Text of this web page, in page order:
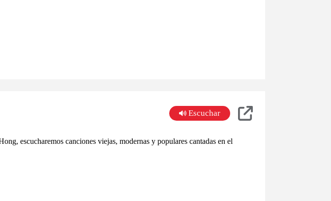
escucharemos canciones viejas, modernas y populares cantadas en el
Escuchar